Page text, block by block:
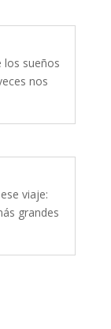
los sueños
nos
viaje:
grandes